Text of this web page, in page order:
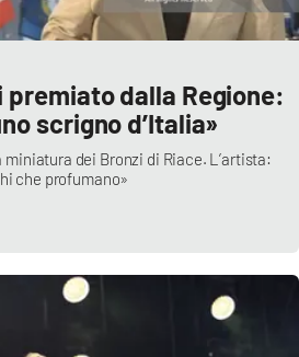
premiato dalla Regione:
scrigno d’Italia»
miniatura dei Bronzi di Riace. L’artista:
che profumano»